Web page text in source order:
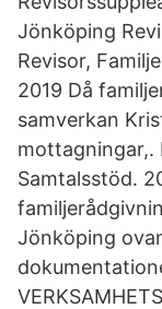
Jönköping
Revisor,
2019 Då
samverkan
mottagningar,.
Samtalsstöd.
Jönköping